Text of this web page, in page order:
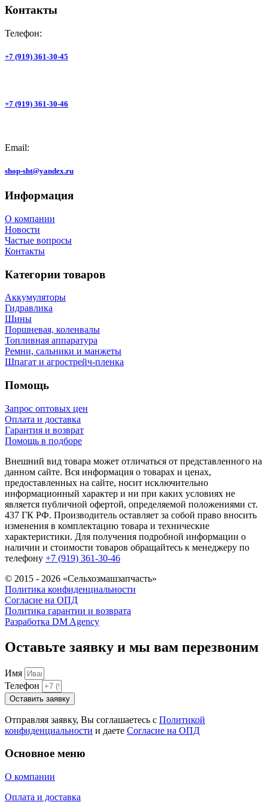
Контакты
Телефон:
+7 (919) 361-30-45
+7 (919) 361-30-46
Email:
shop-sht@yandex.ru
Информация
О компании
Новости
Частые вопросы
Контакты
Категории товаров
Аккумуляторы
Гидравлика
Шины
Поршневая, коленвалы
Топливная аппаратура
Ремни, сальники и манжеты
Шпагат и агрострейч-пленка
Помощь
Запрос оптовых цен
Оплата и доставка
Гарантия и возврат
Помощь в подборе
Внешний вид товара может отличаться от представленного на
данном сайте. Вся информация о товарах и ценах,
предоставленных на сайте, носит исключительно
информационный характер и ни при каких условиях не
является публичной офертой, определяемой положениями ст.
437 ГК РФ. Производитель оставляет за собой право вносить
изменения в комплектацию товара и технические
характеристики. Для получения подробной информации о
наличии и стоимости товаров обращайтесь к менеджеру по
телефону +7 (919) 361-30-46
© 2015 - 2026 «Сельхозмашзапчасть»
Политика конфиденциальности
Согласие на ОПД
Политика гарантии и возврата
Разработка DM Agency
Оставьте заявку и мы вам перезвоним
Имя
Телефон
Оставить заявку
Отправляя заявку, Вы соглашаетесь с Политикой
конфиденциальности и даете Согласие на ОПД
Основное меню
О компании
Оплата и доставка